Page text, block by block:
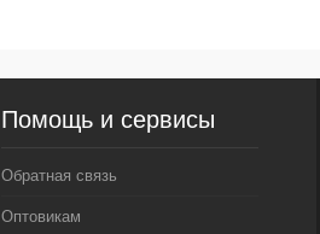
Помощь и сервисы
Обратная связь
Оптовикам